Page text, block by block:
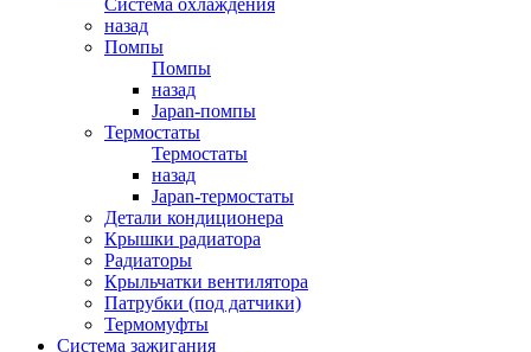
Система охлаждения
назад
Помпы
Помпы
назад
Japan-помпы
Термостаты
Термостаты
назад
Japan-термостаты
Детали кондиционера
Крышки радиатора
Радиаторы
Крыльчатки вентилятора
Патрубки (под датчики)
Термомуфты
Система зажигания